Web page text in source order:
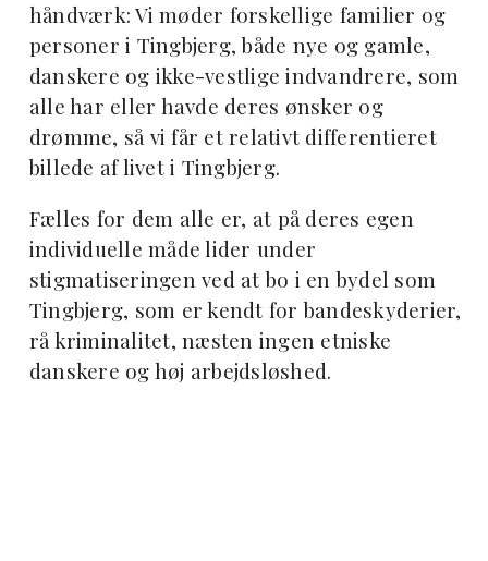
håndværk: Vi møder forskellige familier og
personer i Tingbjerg, både nye og gamle,
danskere og ikke-vestlige indvandrere, som
alle har eller havde deres ønsker og
drømme, så vi får et relativt differentieret
billede af livet i Tingbjerg.
Fælles for dem alle er, at på deres egen
individuelle måde lider under
stigmatiseringen ved at bo i en bydel som
Tingbjerg, som er kendt for bandeskyderier,
rå kriminalitet, næsten ingen etniske
danskere og høj arbejdsløshed.